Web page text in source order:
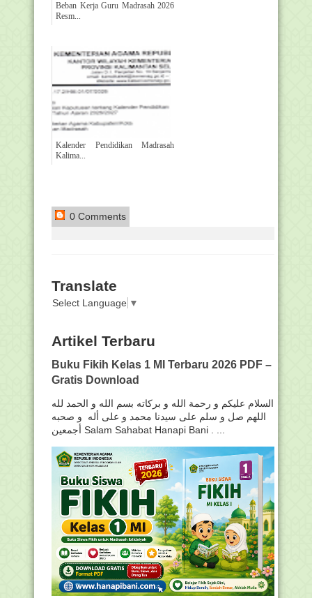
Beban Kerja Guru Madrasah 2026
Resm...
Kalender Pendidikan Madrasah
Kalima...
0 Comments
Translate
Select Language ▼
Artikel Terbaru
Buku Fikih Kelas 1 MI Terbaru 2026 PDF –
Gratis Download
السلام عليكم و رحمة الله و بركاته بسم الله و الحمد لله
اللهم صل و سلم على سيدنا محمد و على أله و صحبه
أجمعين Salam Sahabat Hanapi Bani . ...